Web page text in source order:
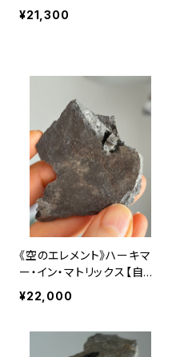
ット【Kauaʻi collection】
¥21,300
《空のエレメント》ハーキマ
ー・イン・マトリックス【自分
につながる扉を開く】
¥22,000